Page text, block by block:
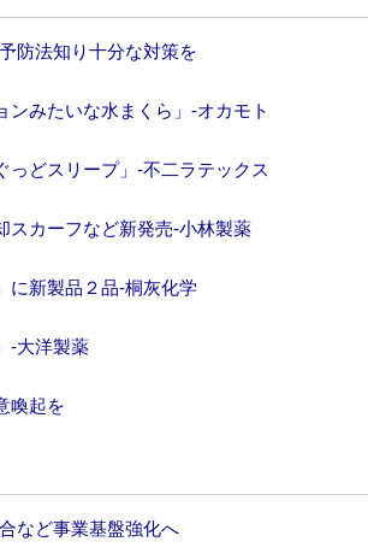
防法知り十分な対策を
みたいな水まくら」‐オカモト
どスリープ」‐不二ラテックス
カーフなど新発売‐小林製薬
に新製品２品‐桐灰化学
‐大洋製薬
喚起を
など事業基盤強化へ